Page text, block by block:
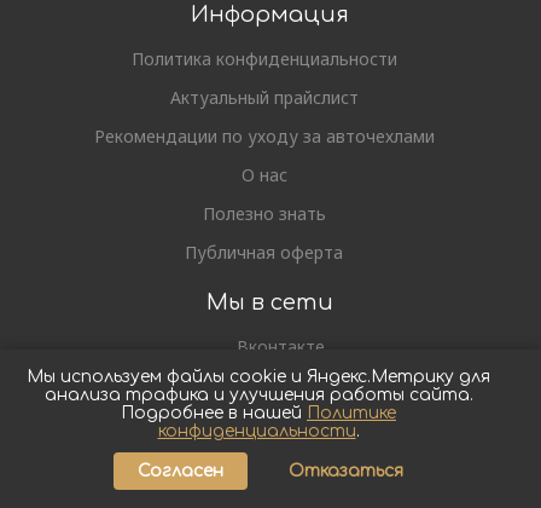
Информация
Политика конфиденциальности
Актуальный прайслист
Рекомендации по уходу за авточехлами
О нас
Полезно знать
Публичная оферта
Мы в сети
Вконтакте
Телеграм
Одноклассники
Мы используем файлы cookie и Яндекс.Метрику для
анализа трафика и улучшения работы сайта.
Подробнее в нашей
Политике
конфиденциальности.
Согласен Отказаться